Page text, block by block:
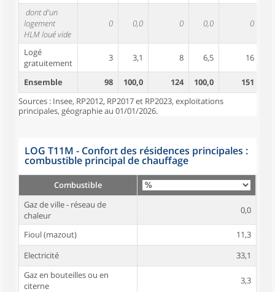
dont d'un
logement
HLM loué vide
0 0,0 0 0,0 0
Logé
gratuitement
3 3,1 8 6,5 16
Ensemble 98 100,0 124 100,0 151
Sources : Insee, RP2012, RP2017 et RP2023, exploitations
principales, géographie au 01/01/2026.
LOG T11M - Confort des résidences principales :
combustible principal de chauffage
Combustible
Gaz de ville - réseau de
chaleur
0,0
Fioul (mazout)
11,3
Electricité
33,1
Gaz en bouteilles ou en
citerne
3,3